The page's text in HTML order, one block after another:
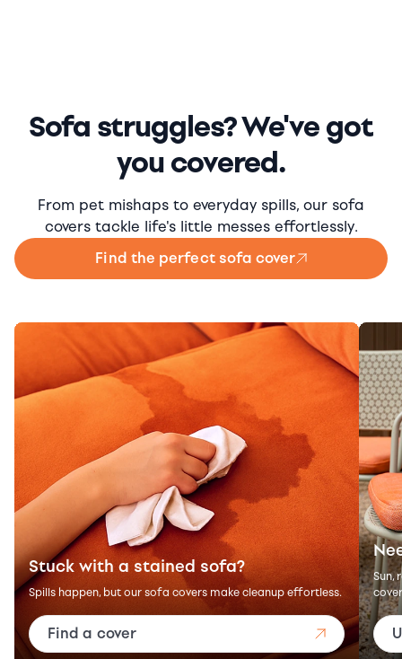
Sofa struggles? We've got
you covered.
From pet mishaps to everyday spills, our sofa
covers tackle life's little messes effortlessly.
Find the perfect sofa cover
Stuck with a stained sofa?
Spills happen, but our sofa covers make cleanup effortless.
Find a cover
Sun,